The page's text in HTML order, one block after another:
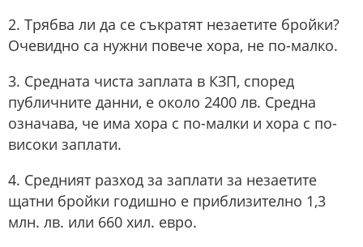
2. Трябва ли да се съкратят незаетите бройки?
Очевидно са нужни повече хора, не по-малко.
3. Средната чиста заплата в КЗП, според
публичните данни, е около 2400 лв. Средна
означава, че има хора с по-малки и хора с по-
високи заплати.
4. Средният разход за заплати за незаетите
щатни бройки годишно е приблизително 1,3
млн. лв. или 660 хил. евро.